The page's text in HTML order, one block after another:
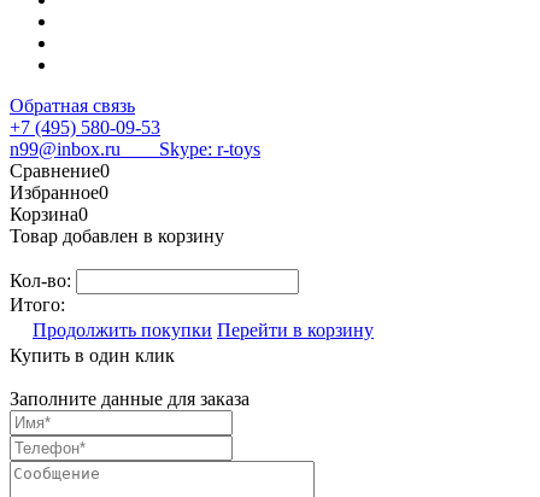
Обратная связь
+7 (495) 580-09-53
n99@inbox.ru Skype: r-toys
Сравнение0
Избранное0
Корзина0
Товар добавлен в корзину
Кол-во:
Итого:
Продолжить покупки Перейти в корзину
Купить в один клик
Заполните данные для заказа